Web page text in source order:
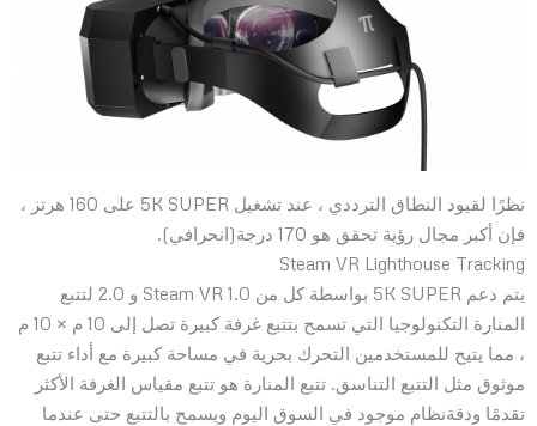
نظرًا لقيود النطاق الترددي ، عند تشغيل 5K SUPER على 160 هرتز ،
فإن أكبر مجال رؤية تحقق هو 170 درجة(انحرافي).
Steam VR Lighthouse Tracking
يتم دعم 5K SUPER بواسطة كل من Steam VR 1.0 و 2.0 لتتبع
المنارة التكنولوجيا التي تسمح بتتبع غرفة كبيرة تصل إلى 10 م × 10 م
، مما يتيح للمستخدمين التحرك بحرية في مساحة كبيرة مع أداء تتبع
موثوق مثل التتبع التناسق. تتبع المنارة هو تتبع مقياس الغرفة الأكثر
تقدمًا ودقةنظام موجود في السوق اليوم ويسمح بالتتبع حتى عندما